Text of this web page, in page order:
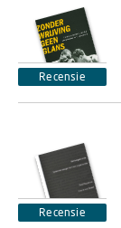
Recensie
Recensie